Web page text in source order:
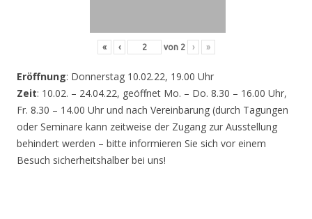
« ‹ von 2 › »
Eröffnung: Donnerstag 10.02.22, 19.00 Uhr
Zeit: 10.02. – 24.04.22, geöffnet Mo. – Do. 8.30 – 16.00 Uhr,
Fr. 8.30 – 14.00 Uhr und nach Vereinbarung (durch Tagungen
oder Seminare kann zeitweise der Zugang zur Ausstellung
behindert werden – bitte informieren Sie sich vor einem
Besuch sicherheitshalber bei uns!